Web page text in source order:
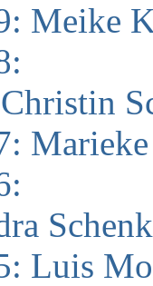
Meike
Schenk
Luis